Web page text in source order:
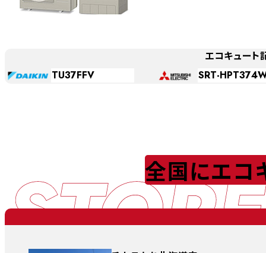
エコキュート
TU37FFV SRT-
STORE
全国にエコ